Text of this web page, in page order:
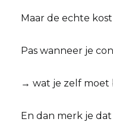
Maar de echte
Pas wanneer je
→ wat je zelf moet
En dan merk je